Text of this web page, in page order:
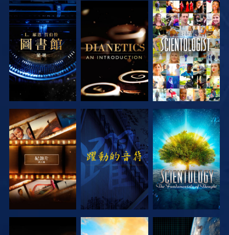
探索系列節目 探索系列節目 觀看
探索系列節目 觀看 探索系列節目